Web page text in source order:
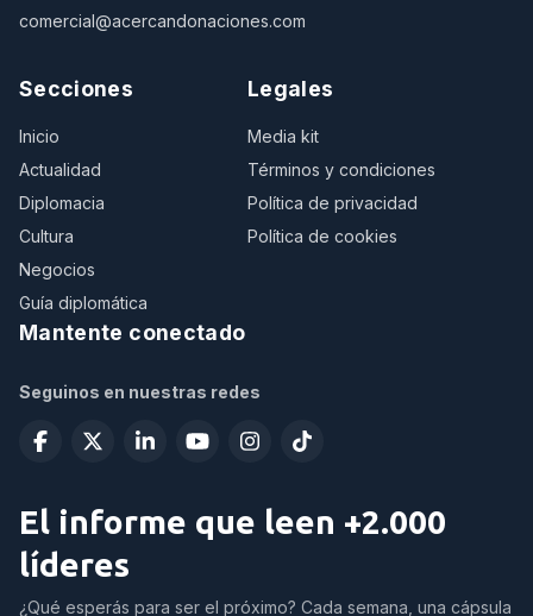
comercial@acercandonaciones.com
Secciones
Inicio
Actualidad
Diplomacia
Cultura
Negocios
Guía diplomática
Legales
Media kit
Términos y condiciones
Política de privacidad
Política de cookies
Mantente conectado
Seguinos en nuestras redes
El informe que leen +2.000
líderes
¿Qué esperás para ser el próximo? Cada semana, una cápsula